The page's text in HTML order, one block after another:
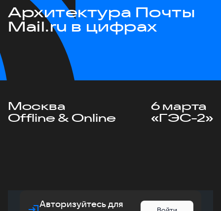
Архитектура Почты
Mail.ru в цифрах
Москва
Offline & Online
6 марта
«ГЭС-2»
Авторизуйтесь для